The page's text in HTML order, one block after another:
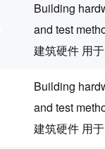
Building
and test
建筑硬件 用
Building
and test
建筑硬件 用